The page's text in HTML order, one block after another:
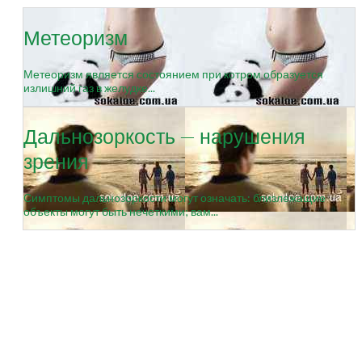
Метеоризм
Метеоризм является состоянием при котром образуется
излишний газ в желудке...
Дальнозоркость — нарушения
зрения
Симптомы дальнозоркости могут означать: близлежащие
объекты могут быть нечеткими; вам...